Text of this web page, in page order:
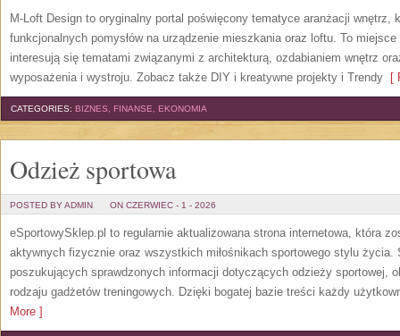
M-Loft Design to oryginalny portal poświęcony tematyce aranżacji wnętrz,
funkcjonalnych pomysłów na urządzenie mieszkania oraz loftu. To
interesują się tematami związanymi z architekturą, ozdabianiem wnętrz
wyposażenia i wystroju. Zobacz także DIY i kreatywne projekty i Trendy [
CATEGORIES: BIZNES, FINANSE, EKONOMIA
Odzież sportowa
POSTED BY ADMIN ON CZERWIEC - 1 - 2026
eSportowySklep.pl to regularnie aktualizowana strona internetowa, która
aktywnych fizycznie oraz wszystkich miłośnikach sportowego stylu życia.
poszukujących sprawdzonych informacji dotyczących odzieży sportowej,
rodzaju gadżetów treningowych. Dzięki bogatej bazie treści każdy
More ]